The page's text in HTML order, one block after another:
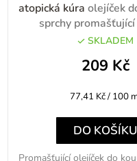
atopická kúraolejíček
sprchy
SKLADEM
209 Kč
Měrná
77,41 Kč / 100
DO KOŠÍKU
Promašťující olejíček do